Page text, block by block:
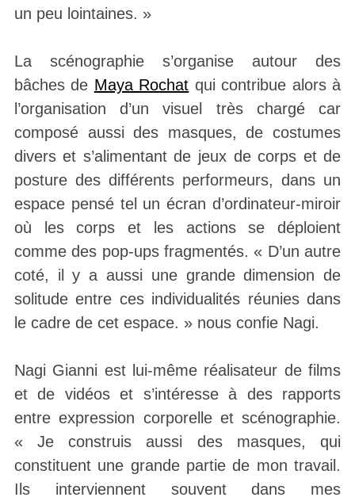
un peu lointaines. »
La scénographie s’organise autour des
bâches de Maya Rochat qui contribue alors à
l’organisation d’un visuel très chargé car
composé aussi des masques, de costumes
divers et s’alimentant de jeux de corps et de
posture des différents performeurs, dans un
espace pensé tel un écran d’ordinateur-miroir
où les corps et les actions se déploient
comme des pop-ups fragmentés. « D’un autre
coté, il y a aussi une grande dimension de
solitude entre ces individualités réunies dans
le cadre de cet espace. » nous confie Nagi.
Nagi Gianni est lui-même réalisateur de films
et de vidéos et s’intéresse à des rapports
entre expression corporelle et scénographie.
« Je construis aussi des masques, qui
constituent une grande partie de mon travail.
Ils interviennent souvent dans mes